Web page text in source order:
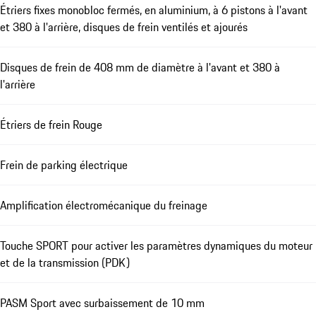
Étriers fixes monobloc fermés, en aluminium, à 6 pistons à l'avant
et 380 à l'arrière, disques de frein ventilés et ajourés
Disques de frein de 408 mm de diamètre à l'avant et 380 à
l'arrière
Étriers de frein Rouge
Frein de parking électrique
Amplification électromécanique du freinage
Touche SPORT pour activer les paramètres dynamiques du moteur
et de la transmission (PDK)
PASM Sport avec surbaissement de 10 mm